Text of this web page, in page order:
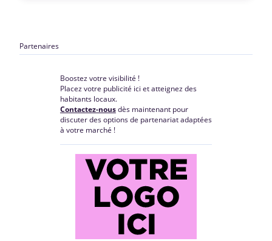
Partenaires
Boostez votre visibilité !
Placez votre publicité ici et atteignez des
habitants locaux.
Contactez-nousdès maintenant pour
discuter des options de partenariat adaptées
à votre marché !